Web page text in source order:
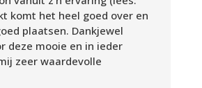
komt het heel goed over en
plaatsen. Dankjewel
deze mooie en in ieder
zeer waardevolle